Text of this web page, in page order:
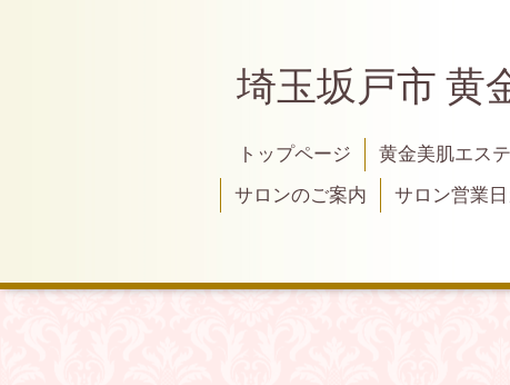
埼玉坂戸市
トップページ 黄金美肌エス
サロンのご案内
サロン営業